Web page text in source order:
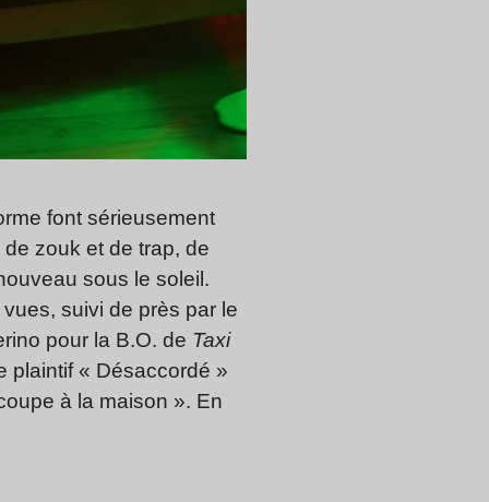
font sérieusement
zouk et de trap, de
sous le soleil.
suivi de près par le
pour la B.O. de Taxi
plaintif « Désaccordé »
à la maison ». En